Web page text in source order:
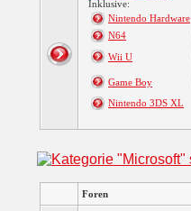
Inklusive:
Nintendo Hardware
N64
Wii U
Game Boy
Nintendo 3DS XL
Foren